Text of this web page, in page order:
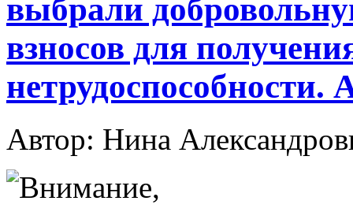
выбрали
взносов для
нетрудоспособности.
Автор: Нина